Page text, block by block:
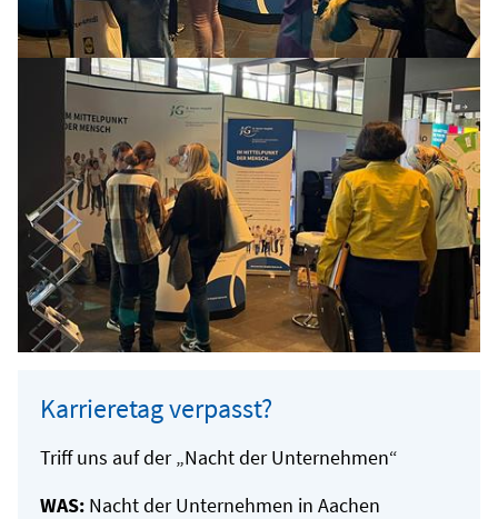
Karrieretag verpasst?
Triff uns auf der „Nacht der Unternehmen“
WAS: Nacht der Unternehmen in Aachen